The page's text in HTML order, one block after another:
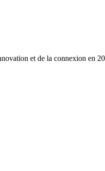
et de la connexion en